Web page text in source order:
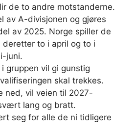
de to andre motstanderne.
av A-divisjonen og gjøres
av 2025. Norge spiller de
to i april og to i
juni.
gruppen vil gi gunstig
skal trekkes.
ned, vil veien til 2027-
lang og bratt.
seg for alle de ni tidligere